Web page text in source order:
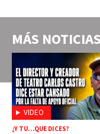
MÁS
VIDEO
¿Y TÚ…QUE DICES?